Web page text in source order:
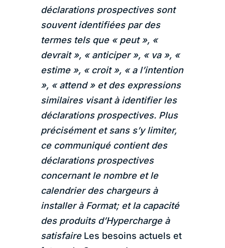
déclarations prospectives sont
souvent identifiées par des
termes tels que « peut », «
devrait », « anticiper », « va », «
estime », « croit », « a l’intention
», « attend » et des expressions
similaires visant à identifier les
déclarations prospectives. Plus
précisément et sans s’y limiter,
ce communiqué contient des
déclarations prospectives
concernant le nombre et le
calendrier des chargeurs à
installer à Format; et la capacité
des produits d’Hypercharge à
satisfaire Les besoins actuels et